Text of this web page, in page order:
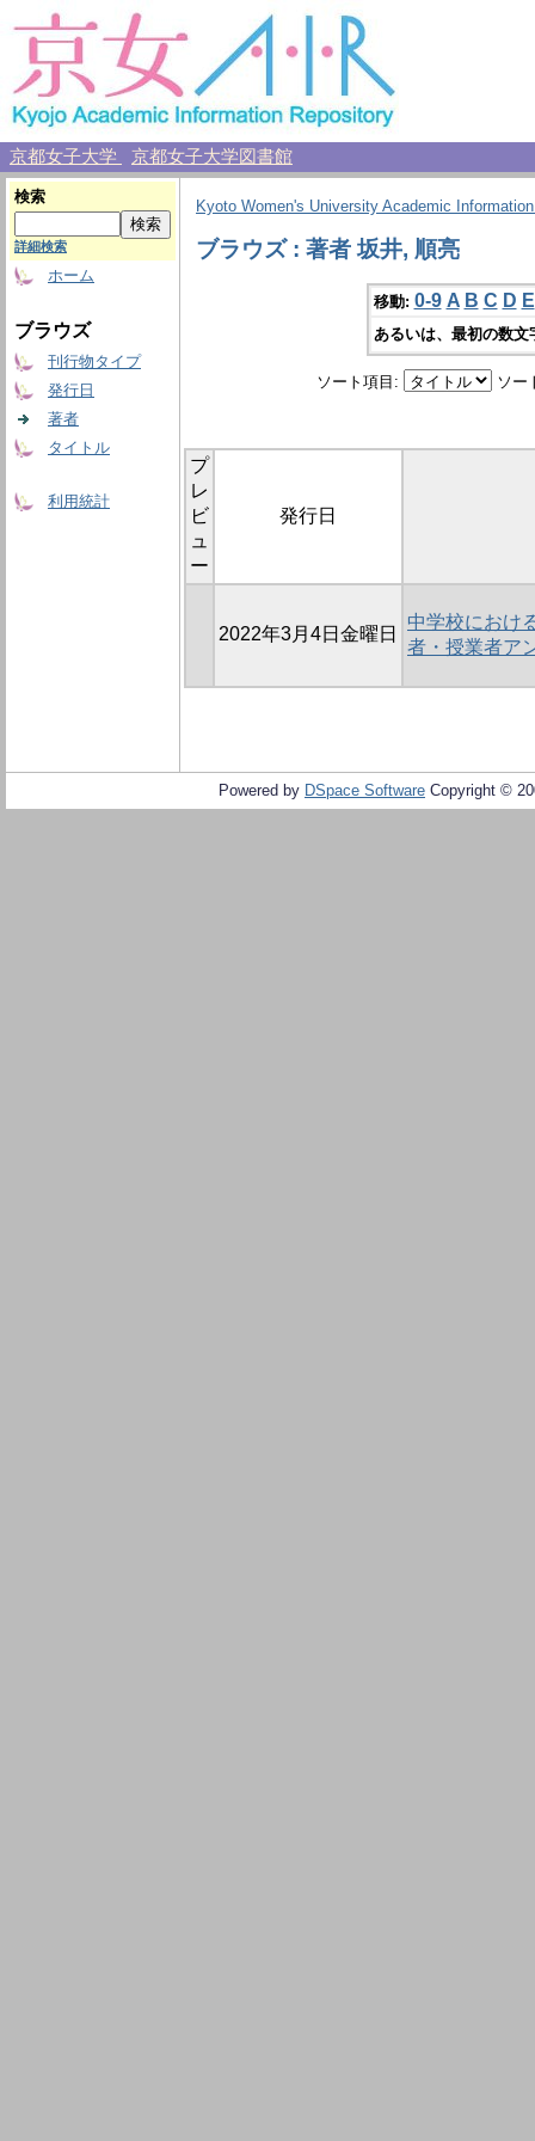
京都女子大学 京都女子大学図書館
検索
詳細検索
ホーム
ブラウズ
刊行物タイプ
発行日
著者
タイトル
利用統計
Kyoto Women's University Academic
ブラウズ : 著者 坂井, 順亮
移動: 0-9 A B C D E
あるいは、最初の数
ソート項目: ソー
プ
レ
ビ
ュ
ー
発行日
2022年3月4日金曜日
中学校におけ
者・授業者ア
Powered by DSpace Software Copyright ©